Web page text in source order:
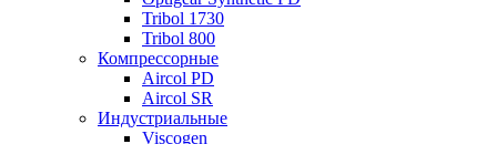
Tribol 1730
Tribol 800
Компрессорные
Aircol PD
Aircol SR
Индустриальные
Viscogen